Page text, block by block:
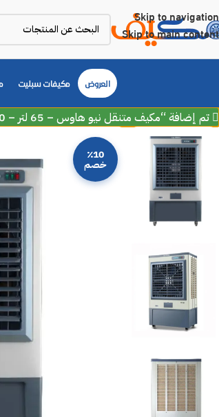
Skip to navigation
Skip to main content
العروض مكيفات سبليت
تم إضافة “مكيف متنقل نيو هاوس – 65 لتر – 660 وات NW-222” إلى سلة مشترياتك.
٪10
خصم